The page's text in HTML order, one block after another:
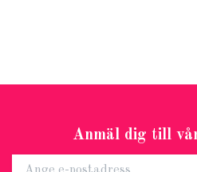
Anmäl dig till